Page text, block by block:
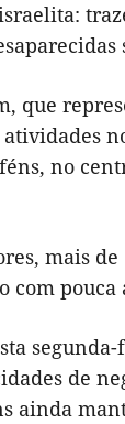
que
atividades
no
mais
pouca
de
ainda